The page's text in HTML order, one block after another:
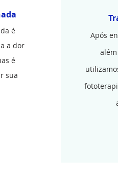
é
a dor
é
sua
Após